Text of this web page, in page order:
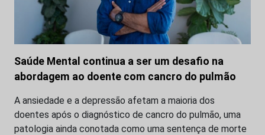
Saúde Mental continua a ser um desafio na
abordagem ao doente com cancro do pulmão
A ansiedade e a depressão afetam a maioria dos
doentes após o diagnóstico de cancro do pulmão, uma
patologia ainda conotada como uma sentença de morte